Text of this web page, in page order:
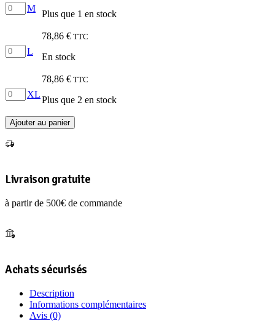
quantité
de
NOIR
M
Plus que 1 en stock
quantité
de
NOIR
L
L
78,86 € TTC
En stock
quantité
de
BLOUSON
FIDIS
T.
XL
78,86 € TTC
Plus que 2 en stock
Ajouter au panier
Livraison gratuite
à partir de 500€ de commande
Achats sécurisés
Description
Informations complémentaires
Avis (0)